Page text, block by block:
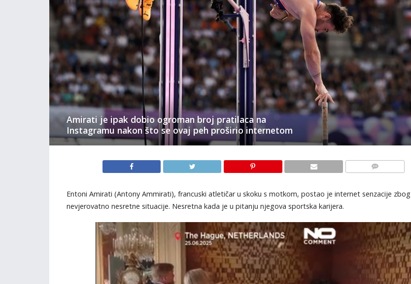
Amirati je ipak dobio ogroman broj pratilaca na
Instagramu nakon što se ovaj peh proširio internetom
Entoni Amirati (Antony Ammirati), francuski atletičar u skoku s motkom, postao je internet senzacije zbog
nevjerovatno nesretne situacije. Nesretna kada je u pitanju njegova sportska karijera.